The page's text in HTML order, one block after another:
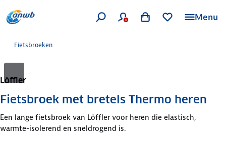
Menu
Fietsbroeken
Löffler
Fietsbroek met bretels Thermo heren
Een lange fietsbroek van Löffler voor heren die elastisch,
warmte-isolerend en sneldrogend is.